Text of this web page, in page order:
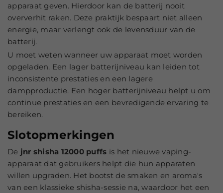
apparaat geven. Hierdoor kan de batterij nooit
oververhit raken. Deze praktijk bespaart niet alleen
energie, maar verlengt ook de levensduur van de
batterij.
U moet weten wanneer uw apparaat moet worden
opgeladen. Een lager batterijniveau kan leiden tot
inconsistente prestaties en een lagere
dampproductie. Een hoger batterijniveau helpt u om
continue prestaties en een bevredigende ervaring te
bereiken.
Slotopmerkingen
De jnr shisha 12000 puffs is het nieuwe vaping-
apparaat dat gebruikers helpt die hun apparaten
willen upgraden. Het bootst de smaken en aroma's
van een klassieke shisha-sessie na, waardoor het een